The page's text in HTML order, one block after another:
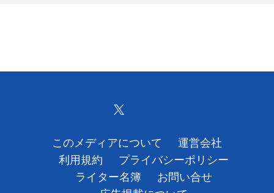
このメディアについて
運営会社
利用規約
プライバシーポリシー
ライター名簿
お問い合せ